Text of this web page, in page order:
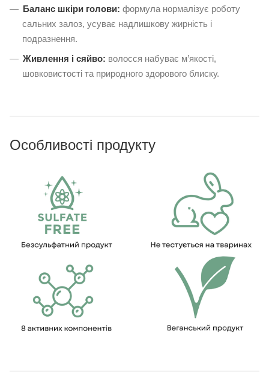
Баланс шкіри голови: формула нормалізує роботу
сальних залоз, усуває надлишкову жирність і
подразнення.
Живлення і сяйво: волосся набуває м’якості,
шовковистості та природного здорового блиску.
Особливості продукту